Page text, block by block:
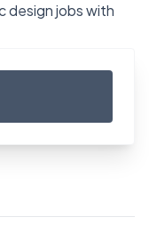
design jobs with